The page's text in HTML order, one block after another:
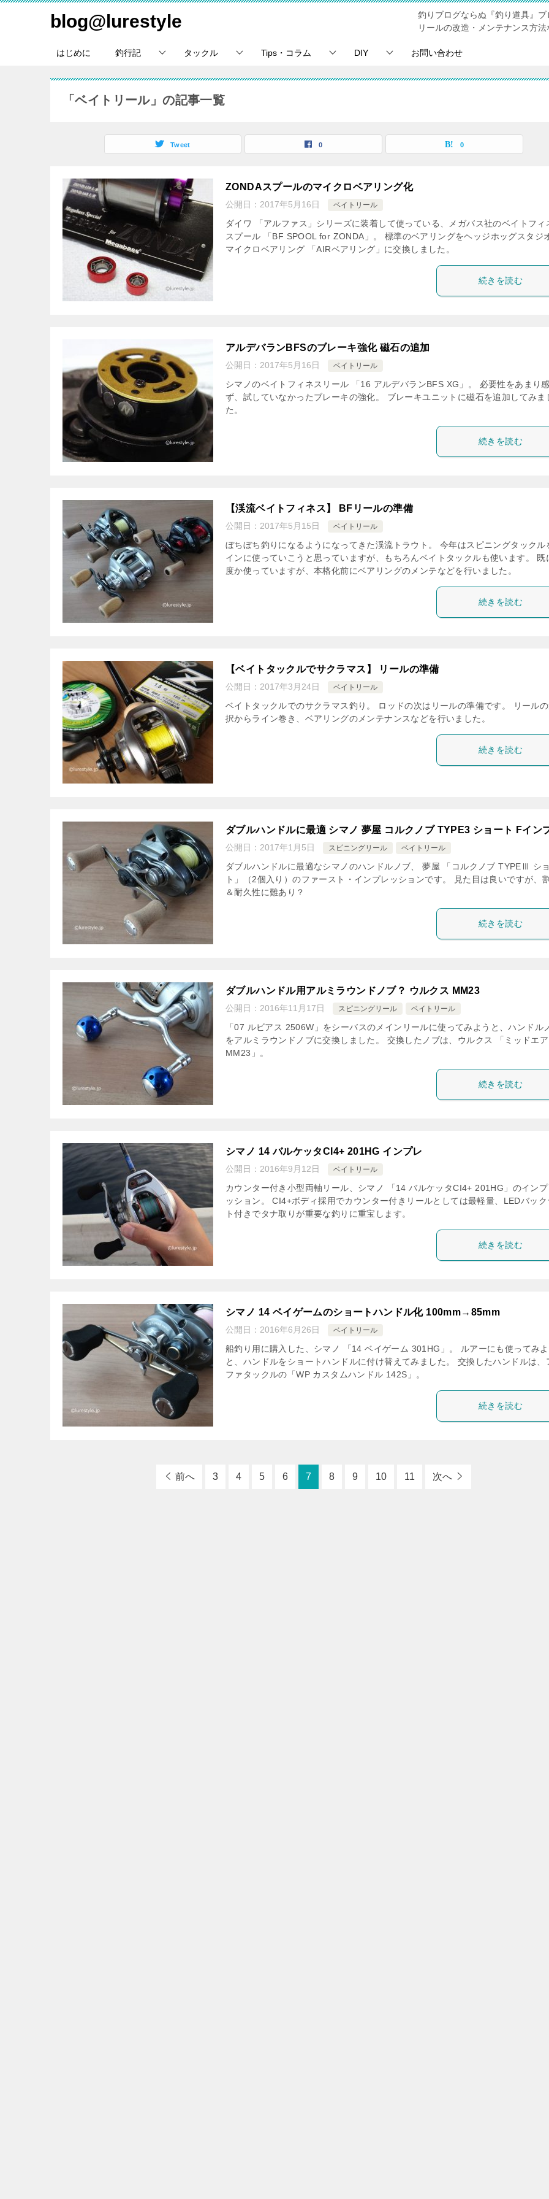
blog@lurestyle
釣りブログならぬ『釣り道具』
リールの改造・メンテナンス方
はじめに 釣行記 タックル Tips・コラム DIY お問い合わせ
「ベイトリール」の記事一覧
Tweet 0 0
ZONDAスプールのマイクロベアリング化
公開日： 2017年5月16日 ベイトリール
ダイワ 「アルファス」シリーズに装着して使っている、メガバス社のベイトフィ
スプール 「BF SPOOL for ZONDA」。 標準のベアリングをヘッジホッグスタジ
マイクロベアリング 「AIRベアリング」に交換しました。
続きを読む
アルデバランBFSのブレーキ強化 磁石の追加
公開日： 2017年5月16日 ベイトリール
シマノのベイトフィネスリール 「16 アルデバランBFS XG」。 必要性をあまり
ず、試していなかったブレーキの強化。 ブレーキユニットに磁石を追加してみま
た。
続きを読む
【渓流ベイトフィネス】 BFリールの準備
公開日： 2017年5月15日 ベイトリール
ぼちぼち釣りになるようになってきた渓流トラウト。 今年はスピニングタックル
インに使っていこうと思っていますが、もちろんベイトタックルも使います。 既
度か使っていますが、本格化前にベアリングのメンテなどを行いました。
続きを読む
【ベイトタックルでサクラマス】 リールの準備
公開日： 2017年3月24日 ベイトリール
ベイトタックルでのサクラマス釣り。 ロッドの次はリールの準備です。 リール
択からライン巻き、ベアリングのメンテナンスなどを行いました。
続きを読む
ダブルハンドルに最適 シマノ 夢屋 コルクノブ TYPE3 ショート Fイン
公開日： 2017年1月5日 スピニングリール ベイトリール
ダブルハンドルに最適なシマノのハンドルノブ、 夢屋 「コルクノブ TYPEⅢ シ
ト」（2個入り）のファースト・インプレッションです。 見た目は良いですが、
＆耐久性に難あり？
続きを読む
ダブルハンドル用アルミラウンドノブ？ ウルクス MM23
公開日： 2016年11月17日 スピニングリール ベイトリール
「07 ルビアス 2506W」をシーバスのメインリールに使ってみようと、ハンドル
をアルミラウンドノブに交換しました。 交換したノブは、ウルクス 「ミッドエ
MM23」。
続きを読む
シマノ 14 バルケッタCI4+ 201HG インプレ
公開日： 2016年9月12日 ベイトリール
カウンター付き小型両軸リール、シマノ 「14 バルケッタCI4+ 201HG」のイン
ッション。 CI4+ボディ採用でカウンター付きリールとしては最軽量、LEDバック
ト付きでタナ取りが重要な釣りに重宝します。
続きを読む
シマノ 14 ベイゲームのショートハンドル化 100mm→85mm
公開日： 2016年6月26日 ベイトリール
船釣り用に購入した、シマノ 「14 ベイゲーム 301HG」。 ルアーにも使ってみ
と、ハンドルをショートハンドルに付け替えてみました。 交換したハンドルは、
ファタックルの「WP カスタムハンドル 142S」。
続きを読む
前へ 3 4 5 6 7 8 9 10 11 次へ